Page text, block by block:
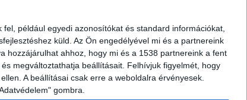
például egyedi azonosítókat és standard információkat,
küld. Az Ön engedélyével mi és a partnereink
hozzájárulhat ahhoz, hogy mi és a 1538 partnereink a fent
megváltoztathatja beállításait. Felhívjuk figyelmét, hogy
A beállításai csak erre a weboldalra érvényesek.
gombra.
Mi az a Szerkesztő ajánlata?
Mit nem szabad?
Mikor van esélyem?
Mit kell tennem?
Értékelés - sorrend